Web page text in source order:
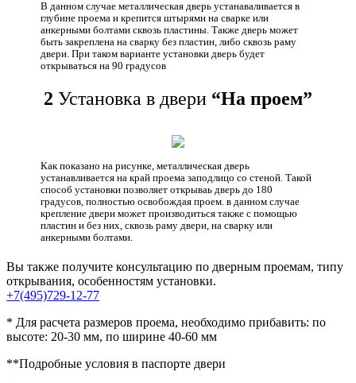
В данном случае металлическая дверь устанаваливается в
глубине проема и крепится штырями на сварке или
анкерными болтами сквозь пластины. Также дверь может
быть закреплена на сварку без пластин, либо сквозь раму
двери. При таком варианте установки дверь будет
открываться на 90 градусов
2 Установка в двери “На проем”
Как показано на рисунке, металлическая дверь
устанавливается на край проема заподлицо со стеной. Такой
способ установки позволяет открываь дверь до 180
градусов, полностью освобождая проем. в данном случае
крепление двери может производиться также с помощью
пластин и без них, сквозь раму двери, на сварку или
анкерными болтами.
Вы также получите консультацию по дверным проемам, типу
открывания, особенностям установки.
+7(495)729-12-77
* Для расчета размеров проема, необходимо прибавить: по
высоте: 20-30 мм, по ширине 40-60 мм
**Подробные условия в паспорте двери